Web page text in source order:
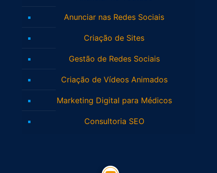
Anunciar nas Redes Sociais
Criação de Sites
Gestão de Redes Sociais
Criação de Vídeos Animados
Marketing Digital para Médicos
Consultoria SEO